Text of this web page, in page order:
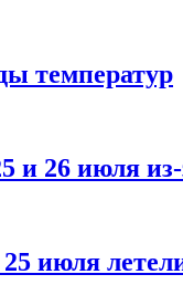
температур
и 26 июля
июля